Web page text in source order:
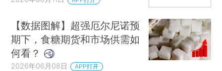
【数据图解】超强厄尔尼诺预
期下，食糖期货和市场供需如
何看？
2026年06月08日 APP打开